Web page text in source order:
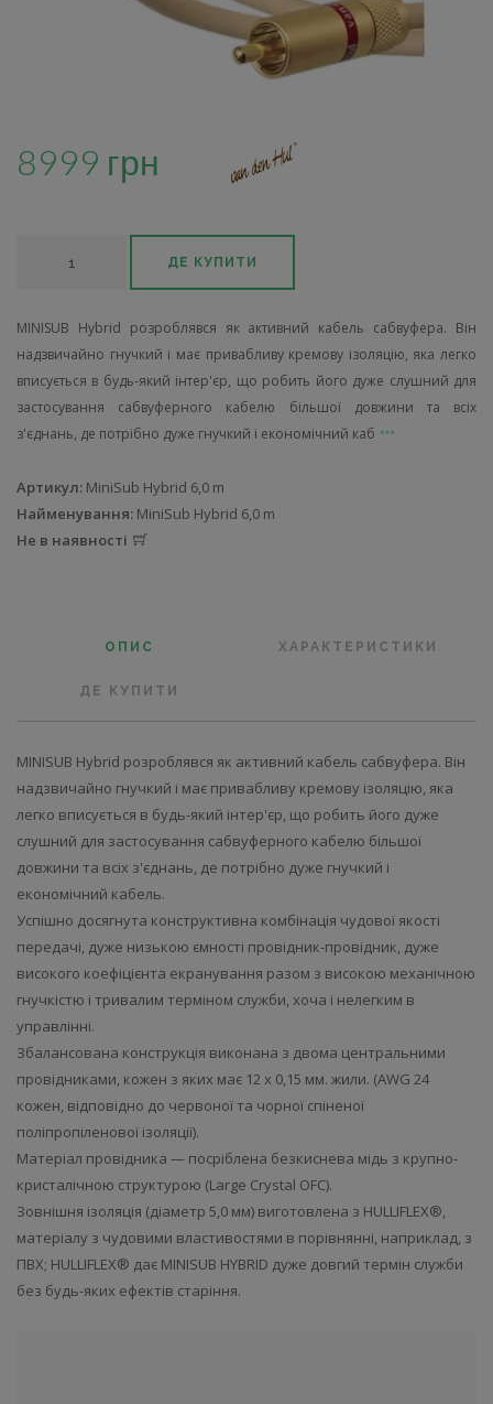
8999 грн
ДЕ КУПИТИ
MINISUB Hybrid розроблявся як активний кабель сабвуфера. Він
надзвичайно гнучкий і має привабливу кремову ізоляцію, яка легко
вписується в будь-який інтер'єр, що робить його дуже слушний для
застосування сабвуферного кабелю більшої довжини та всіх
з'єднань, де потрібно дуже гнучкий і економічний каб
Артикул: MiniSub Hybrid 6,0 m
Найменування: MiniSub Hybrid 6,0 m
Не в наявності
ОПИС ХАРАКТЕРИСТИКИ
ДЕ КУПИТИ
MINISUB Hybrid розроблявся як активний кабель сабвуфера. Він
надзвичайно гнучкий і має привабливу кремову ізоляцію, яка
легко вписується в будь-який інтер'єр, що робить його дуже
слушний для застосування сабвуферного кабелю більшої
довжини та всіх з'єднань, де потрібно дуже гнучкий і
економічний кабель.
Успішно досягнута конструктивна комбінація чудової якості
передачі, дуже низькою ємності провідник-провідник, дуже
високого коефіцієнта екранування разом з високою механічною
гнучкістю і тривалим терміном служби, хоча і нелегким в
управлінні.
Збалансована конструкція виконана з двома центральними
провідниками, кожен з яких має 12 x 0,15 мм. жили. (AWG 24
кожен, відповідно до червоної та чорної спіненої
поліпропіленової ізоляції).
Матеріал провідника — посріблена безкиснева мідь з крупно-
кристалічною структурою (Large Crystal OFC).
Зовнішня ізоляція (діаметр 5,0 мм) виготовлена ​​з HULLIFLEX®,
матеріалу з чудовими властивостями в порівнянні, наприклад, з
ПВХ; HULLIFLEX® дає MINISUB HYBRID дуже довгий термін служби
без будь-яких ефектів старіння.